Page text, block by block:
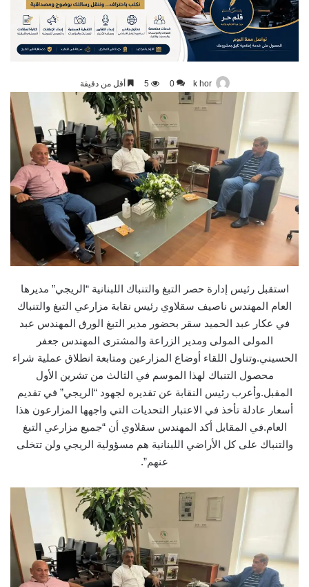
k hor
0
5 أقل من دقيقة
استقبل رئيس إدارة حصر التبغ والتنباك اللبنانية “الريجي” مديرها
العام المهندس ناصيف سقلاوي رئيس نقابة مزارعي التبغ والتنباك
في عكار عبد الحميد سقر بحضور مدير التبغ الورق المهندس عبد
المولى المولى ومدير الزراعة والمشترى المهندس جعفر
الحسيني.وتناول اللقاء أوضاع المزارعين ومتابعة انطلاق عملية شراء
محصول التنباك لهذا الموسم في الثالث من تشرين الأول
المقبل.وأعرب رئيس النقابة عن تقديره لجهود “الريجي” في تقديم
أسعار عادلة تأخذ في الاعتبار التحديات التي واجهها المزارعون هذا
العام.في المقابل أكد المهندس سقلاوي أن “جميع مزارعي التبغ
والتنباك على كل الأراضي اللبنانية هم مسؤولية الريجي ولن تتخلى
عنهم”.